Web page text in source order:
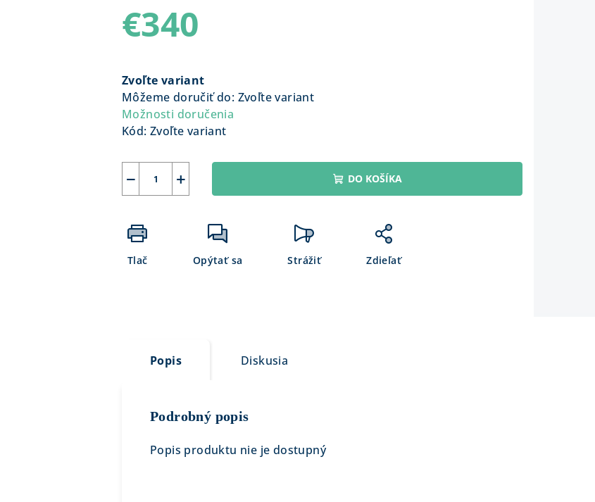
€340
cena:
Zvoľte variant
Môžeme doručiť do: Zvoľte variant
Možnosti doručenia
Kód: Zvoľte variant
+
− DO KOŠÍKA
Tlač Opýtať sa Strážiť Zdieľať
Popis Diskusia
Podrobný popis
Popis produktu nie je dostupný